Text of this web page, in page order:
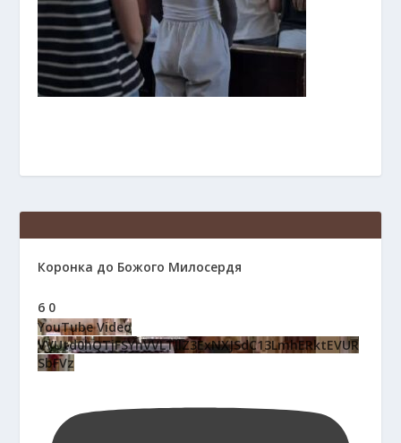
Коронка до Божого Милосердя
6 0
YouTube Video
VVUtd0hQTjFSYnVVLTllZ3ExNXJSdC13LmhERktEVUR
SbFVz